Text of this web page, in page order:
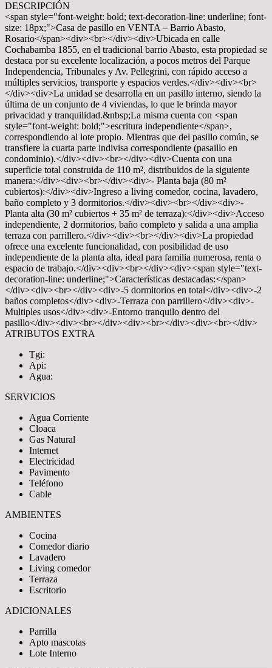
DESCRIPCIÓN
<span style="font-weight: bold; text-decoration-line: underline; font-
size: 18px;">Casa de pasillo en VENTA – Barrio Abasto,
Rosario</span><div><br></div><div>Ubicada en calle
Cochabamba 1855, en el tradicional barrio Abasto, esta propiedad se
destaca por su excelente localización, a pocos metros del Parque
Independencia, Tribunales y Av. Pellegrini, con rápido acceso a
múltiples servicios, transporte y espacios verdes.</div><div><br>
</div><div>La unidad se desarrolla en un pasillo interno, siendo la
última de un conjunto de 4 viviendas, lo que le brinda mayor
privacidad y tranquilidad.&nbsp;La misma cuenta con <span
style="font-weight: bold;">escritura independiente</span>,
correspondiendo al lote propio. Mientras que del pasillo común, se
transfiere la cuarta parte indivisa correspondiente (pasaillo en
condominio).</div><div><br></div><div>Cuenta con una
superficie total construida de 110 m², distribuidos de la siguiente
manera:</div><div><br></div><div>- Planta baja (80 m²
cubiertos):</div><div>Ingreso a living comedor, cocina, lavadero,
baño completo y 3 dormitorios.</div><div><br></div><div>-
Planta alta (30 m² cubiertos + 35 m² de terraza):</div><div>Acceso
independiente, 2 dormitorios, baño completo y salida a una amplia
terraza con parrillero.</div><div><br></div><div>La propiedad
ofrece una excelente funcionalidad, con posibilidad de uso
independiente de la planta alta, ideal para familia numerosa, renta o
espacio de trabajo.</div><div><br></div><div><span style="text-
decoration-line: underline;">Características destacadas:</span>
</div><div><br></div><div>-5 dormitorios en total</div><div>-2
baños completos</div><div>-Terraza con parrillero</div><div>-
Multiples usos</div><div>-Entorno tranquilo dentro del
pasillo</div><div><br></div><div><br></div><div><br></div>
ATRIBUTOS EXTRA
Tgi:
Api:
Agua:
SERVICIOS
Agua Corriente
Cloaca
Gas Natural
Internet
Electricidad
Pavimento
Teléfono
Cable
AMBIENTES
Cocina
Comedor diario
Lavadero
Living comedor
Terraza
Escritorio
ADICIONALES
Parrilla
Apto mascotas
Lote Interno